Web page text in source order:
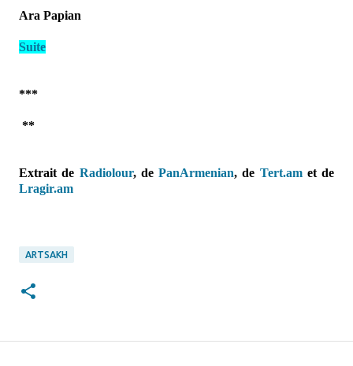
Ara Papian
Suite
***
**
Extrait de Radiolour, de PanArmenian, de Tert.amet de
Lragir.am
ARTSAKH